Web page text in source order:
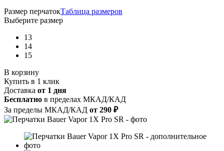
Размер перчатокТаблица размеров
Выберите размер
13
14
15
В корзину
Купить в 1 клик
Доставка от 1 дня
Бесплатно в пределах МКАД/КАД
За пределы МКАД/КАД от 290 ₽